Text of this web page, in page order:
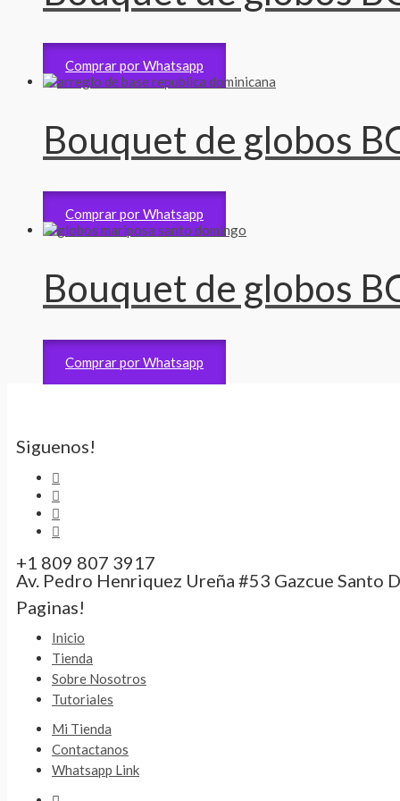
Bouquet Gigante5,000RD$
Comprar por Whatsapp
Bouquet de globos
Bouquet Gigante4,900RD$
Comprar por Whatsapp
Bouquet de globos
Bouquet Gigante4,900RD$
Comprar por Whatsapp
Siguenos!
+1 809 807 3917
Av. Pedro Henriquez Ureña #53 Gazcue Santo
Paginas!
Inicio
Tienda
Sobre Nosotros
Tutoriales
Mi Tienda
Contactanos
Whatsapp Link